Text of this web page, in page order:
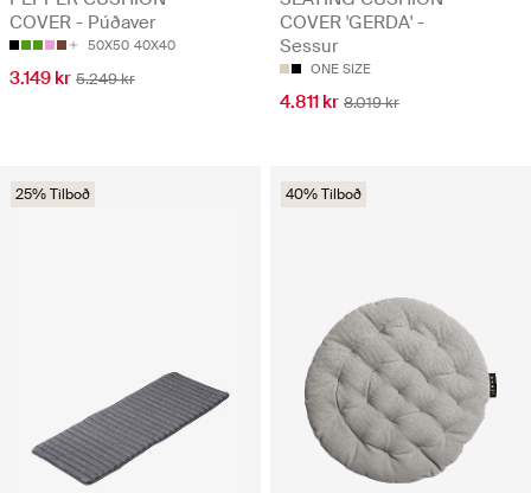
COVER - Púðaver
50X50 40X40
3.149 kr 5.249 kr
COVER 'GERDA' -
Sessur
ONE SIZE
4.811 kr 8.019 kr
25% Tilboð 40% Tilboð